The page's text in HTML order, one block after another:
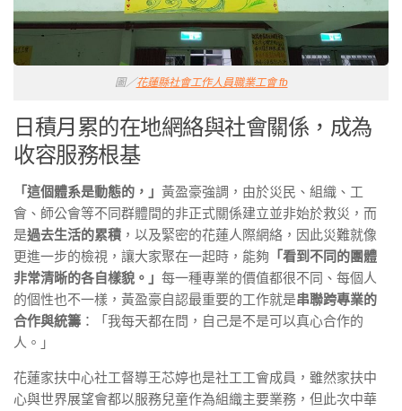
圖／花蓮縣社會工作人員職業工會 fb
日積月累的在地網絡與社會關係，成為
收容服務根基
「這個體系是動態的，」 黃盈豪強調，由於災民、組織、工
會、師公會等不同群體間的非正式關係建立並非始於救災，而
是過去生活的累積 ，以及緊密的花蓮人際網絡，因此災難就像
更進一步的檢視，讓大家聚在一起時，能夠 「看到不同的團體
非常清晰的各自樣貌。」 每一種專業的價值都很不同、每個人
的個性也不一樣，黃盈豪自認最重要的工作就是串聯跨專業的
合作與統籌 ：
「我每天都在問，自己是不是可以真心合作的
人。」
花蓮家扶中心社工督導王芯婷也是社工工會成員，雖然家扶中
心與世界展望會都以服務兒童作為組織主要業務，但此次中華